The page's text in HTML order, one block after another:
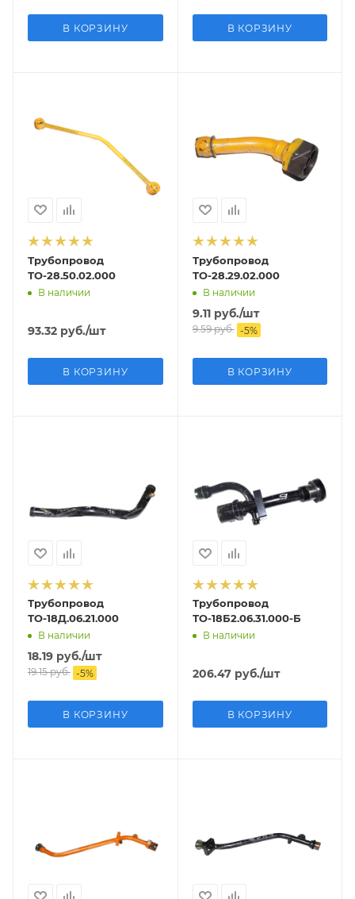
В КОРЗИНУ В КОРЗИНУ
Трубопровод
ТО-28.50.02.000
В наличии
93.32 руб./шт
В КОРЗИНУ
Трубопровод
ТО-28.29.02.000
В наличии
9.11руб./шт
9.59руб. -5%
В КОРЗИНУ
Трубопровод
ТО-18Д.06.21.000
В наличии
18.19 руб./шт
19.15руб. -5%
В КОРЗИНУ
Трубопровод
ТО-18Б2.06.31.000-Б
В наличии
206.47руб./шт
В КОРЗИНУ